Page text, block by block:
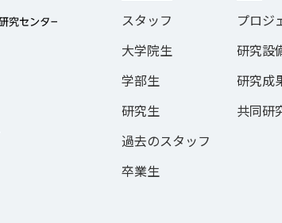
スタッフ
大学院生
学部生
研究生
過去のスタッフ
卒業生
プロジ
研究設
研究成
共同研